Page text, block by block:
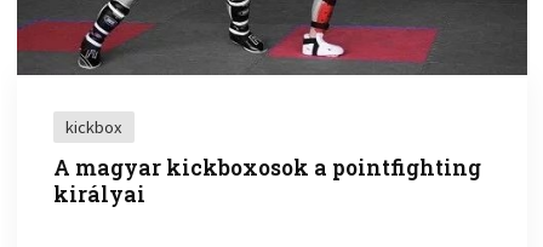
kickbox
A magyar kickboxosok a pointfighting
királyai